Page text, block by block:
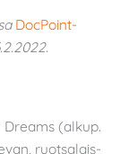
DocPoint-
Dreams (alkup.
ruotsalais-